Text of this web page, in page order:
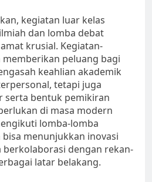
kegiatan luar kelas
dan lomba debat
krusial. Kegiatan-
peluang bagi
keahlian akademik
tetapi juga
serta bentuk pemikiran
di masa modern
lomba-lomba
menunjukkan inovasi
berkolaborasi dengan rekan-
latar belakang.